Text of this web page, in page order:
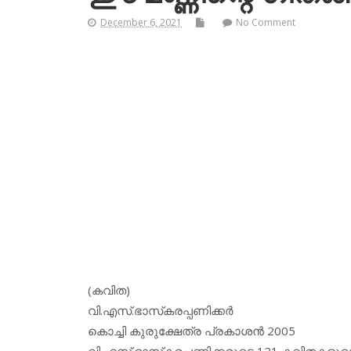
December 6, 2021 No Comment
(കവിത)
വി.എസ്.ഭാസ്‌കരപ്പണിക്കര്‍
കൊച്ചി കുരുക്ഷേത്ര പ്രകാശന്‍ 2005